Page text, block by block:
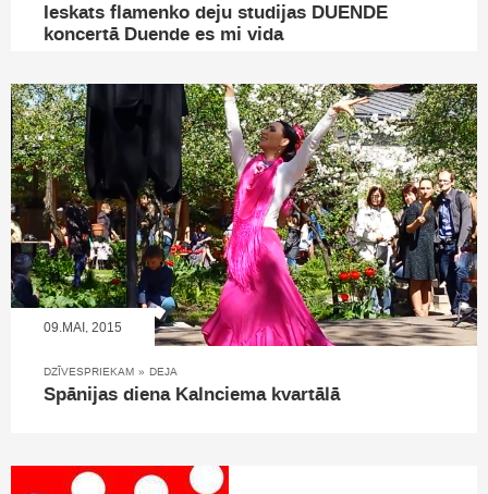
Ieskats flamenko deju studijas DUENDE
koncertā Duende es mi vida
09.MAI, 2015
DZĪVESPRIEKAM » DEJA
Spānijas diena Kalnciema kvartālā